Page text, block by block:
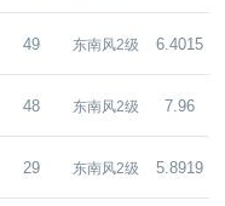
49 东南风2级 6.4015
48 东南风2级 7.96
29 东南风2级 5.8919